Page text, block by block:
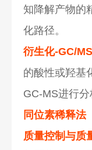
知降解产物的
化路径。
衍生化-GC/
的酸性或羟基
GC-MS进行分
同位素稀释法
质量控制与质